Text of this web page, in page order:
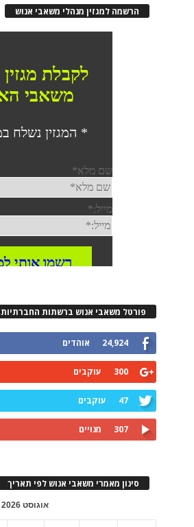
הרשמה למגזין מנהלי משאבי אנוש
פורטל משאבי אנוש ברשתות החברתיות
24,924 אוהדים
300 עוקבים
47 עוקבים
307 מנויים
סינון מאמרי משאבי אנוש לפי תאריך
אוגוסט 2026